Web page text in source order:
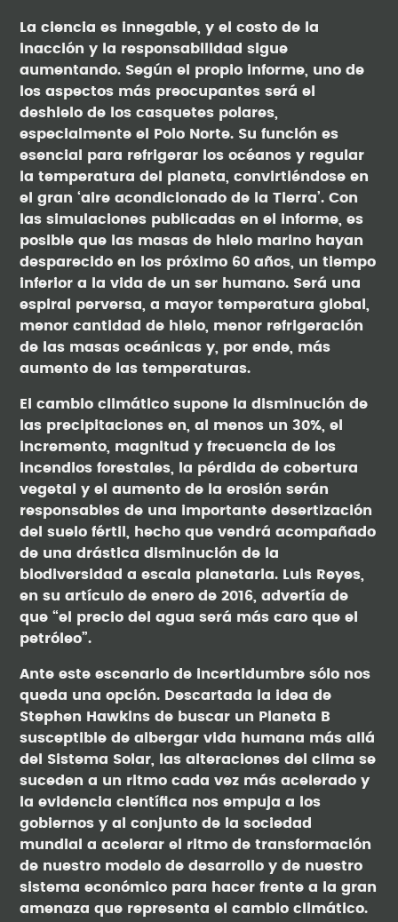
La ciencia es innegable, y el costo de la
inacción y la responsabilidad sigue
aumentando. Según el propio informe, uno de
los aspectos más preocupantes será el
deshielo de los casquetes polares,
especialmente el Polo Norte. Su función es
esencial para refrigerar los océanos y regular
la temperatura del planeta, convirtiéndose en
el gran ‘aire acondicionado de la Tierra’. Con
las simulaciones publicadas en el informe, es
posible que las masas de hielo marino hayan
desparecido en los próximo 60 años, un tiempo
inferior a la vida de un ser humano. Será una
espiral perversa, a mayor temperatura global,
menor cantidad de hielo, menor refrigeración
de las masas oceánicas y, por ende, más
aumento de las temperaturas.
El cambio climático supone la disminución de
las precipitaciones en, al menos un 30%, el
incremento, magnitud y frecuencia de los
incendios forestales, la pérdida de cobertura
vegetal y el aumento de la erosión serán
responsables de una importante desertización
del suelo fértil, hecho que vendrá acompañado
de una drástica disminución de la
biodiversidad a escala planetaria. Luis Reyes,
en su artículo de enero de 2016, advertía de
que “el precio del agua será más caro que el
petróleo”.
Ante este escenario de incertidumbre sólo nos
queda una opción. Descartada la idea de
Stephen Hawkins de buscar un Planeta B
susceptible de albergar vida humana más allá
del Sistema Solar, las alteraciones del clima se
suceden a un ritmo cada vez más acelerado y
la evidencia científica nos empuja a los
gobiernos y al conjunto de la sociedad
mundial a acelerar el ritmo de transformación
de nuestro modelo de desarrollo y de nuestro
sistema económico para hacer frente a la gran
amenaza que representa el cambio climático.